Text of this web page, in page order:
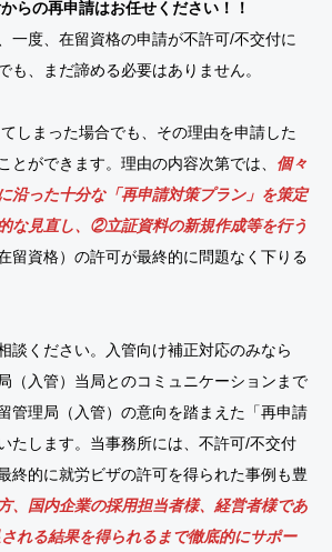
らの再申請はお任せください！！
一度、在留資格の申請が不許可/不交付に
も、まだ諦める必要はありません。
しまった場合でも、その理由を申請した
とができます。理由の内容次第では、 個々
沿った十分な「再申請対策プラン」を策定
な見直し、②立証資料の新規作成等を行う
留資格）の許可が最終的に問題なく下りる
談ください。入管向け補正対応のみなら
（入管）当局とのコミュニケーションまで
管理局（入管）の意向を踏まえた「再申請
たします。当事務所には、不許可/不交付
終的に就労ビザの許可を得られた事例も豊
、国内企業の採用担当者様、経営者様であ
れる結果を得られるまで徹底的にサポー